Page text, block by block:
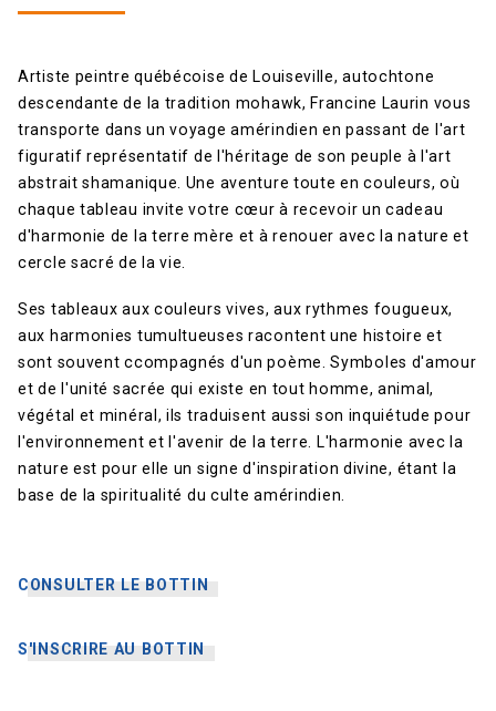
Artiste peintre québécoise de Louiseville, autochtone
descendante de la tradition mohawk, Francine Laurin vous
transporte dans un voyage amérindien en passant de l'art
figuratif représentatif de l'héritage de son peuple à l'art
abstrait shamanique. Une aventure toute en couleurs, où
chaque tableau invite votre cœur à recevoir un cadeau
d'harmonie de la terre mère et à renouer avec la nature et
cercle sacré de la vie.
Ses tableaux aux couleurs vives, aux rythmes fougueux,
aux harmonies tumultueuses racontent une histoire et
sont souvent ccompagnés d'un poème. Symboles d'amour
et de l'unité sacrée qui existe en tout homme, animal,
végétal et minéral, ils traduisent aussi son inquiétude pour
l'environnement et l'avenir de la terre. L'harmonie avec la
nature est pour elle un signe d'inspiration divine, étant la
base de la spiritualité du culte amérindien.
CONSULTER LE BOTTIN
S'INSCRIRE AU BOTTIN